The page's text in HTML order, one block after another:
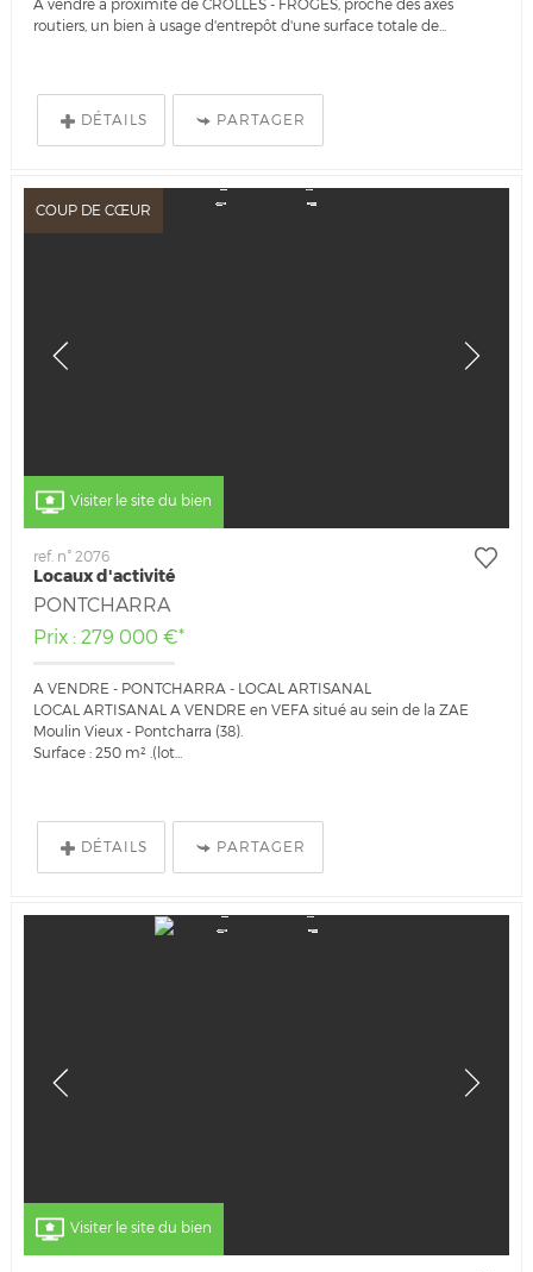
A vendre à proximité de CROLLES - FROGES, proche des axes
routiers, un bien à usage d'entrepôt d'une surface totale de...
DÉTAILS PARTAGER
Visiter le site du bien
COUP DE CŒUR
ref. n° 2076
Locaux d'activité
PONTCHARRA
Prix : 279 000 €*
A VENDRE - PONTCHARRA - LOCAL ARTISANAL
LOCAL ARTISANAL A VENDRE en VEFA situé au sein de la ZAE
Moulin Vieux - Pontcharra (38).
Surface : 250 m² .(lot...
DÉTAILS PARTAGER
Visiter le site du bien